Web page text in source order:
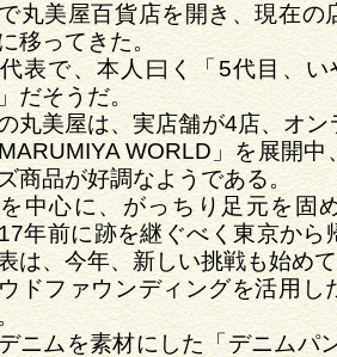
丸美屋百貨店を開き、現在の
移ってきた。
表で、本人曰く「5代目、い
だそうだ。
丸美屋は、実店舗が4店、オン
WORLD」を展開中
商品が好調なようである。
中心に、がっちり足元を固
年前に跡を継ぐべく東京から
は、今年、新しい挑戦も始め
ドファウンディングを活用し
ニムを素材にした「デニムパ